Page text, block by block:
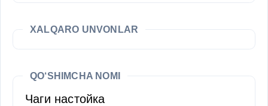
XALQARO UNVONLAR
QO‘SHIMCHA NOMI
Чаги настойка